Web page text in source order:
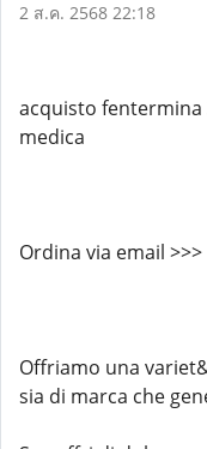
2 ส.ค. 2568 22:18
acquisto fentermina
medica
Ordina via email
Offriamo una
sia di marca che